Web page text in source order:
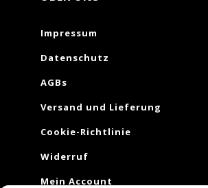
Impressum
Datenschutz
AGBs
Versand und Lieferung
Cookie-Richtlinie
Widerruf
Mein Account